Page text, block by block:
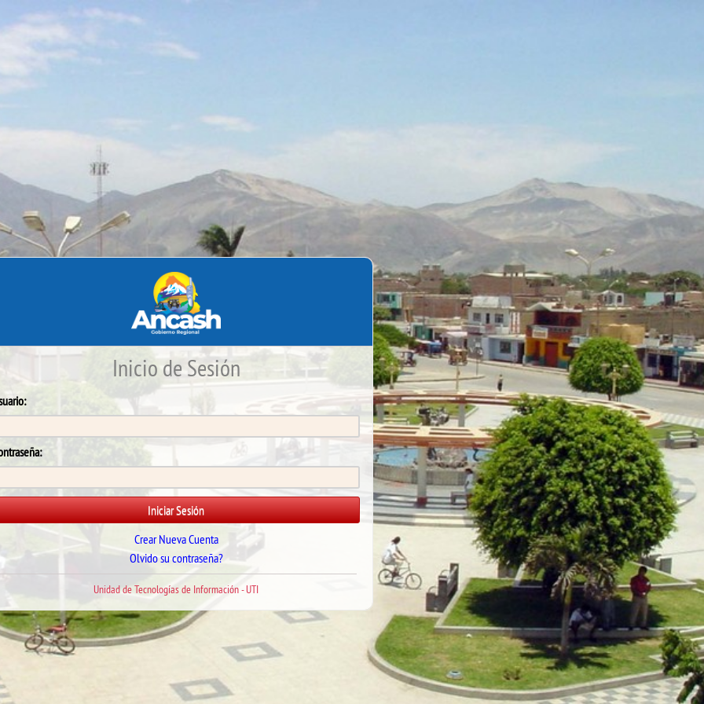
Inicio de Sesión
Iniciar Sesión
Crear Nueva Cuenta
Olvido su contraseña?
Unidad de Tecnologías de Información - UTI